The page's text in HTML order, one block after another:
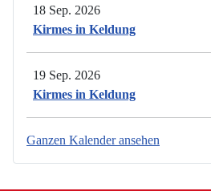
18 Sep. 2026
Kirmes in Keldung
19 Sep. 2026
Kirmes in Keldung
Ganzen Kalender ansehen